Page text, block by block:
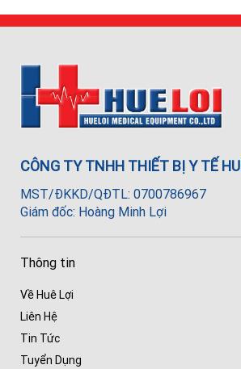
CÔNG TY TNHH THIẾT BỊ Y TẾ
MST/ĐKKD/QĐTL: 0700786967
Giám đốc: Hoàng Minh Lợi
Thông tin
Về Huê Lợi
Liên Hệ
Tin Tức
Tuyển Dụng